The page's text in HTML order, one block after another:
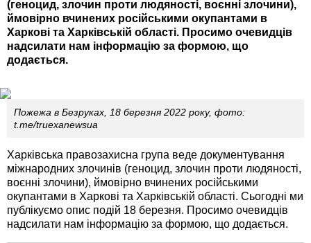
(геноцид, злочин проти людяності, воєнні злочини),
ймовірно вчинених російськими окупантами в
Харкові та Харківській області. Просимо очевидців
надсилати нам інформацію за формою, що
додається.
Пожежа в Безруках, 18 березня 2022 року, фото:
t.me/truexanewsua
Харківська правозахисна група веде документування
міжнародних злочинів (геноцид, злочин проти людяності,
воєнні злочини), ймовірно вчинених російськими
окупантами в Харкові та Харківській області. Сьогодні ми
публікуємо опис подій 18 березня. Просимо очевидців
надсилати нам інформацію за формою, що додається.